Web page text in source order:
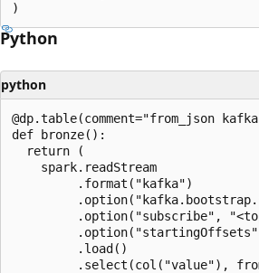
Python
python
@dp.table(comment="from_json
def bronze():
  return (
    spark.readStream
         .format("kafka")
.option("subscribe",
         .load()
.select(col("value"),